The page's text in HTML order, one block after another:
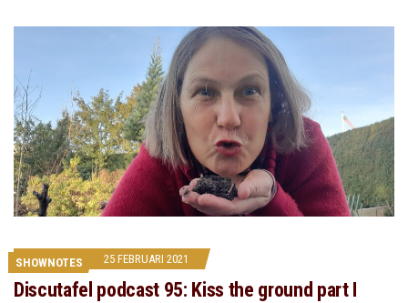
SHOWNOTES 25 FEBRUARI 2021
Discutafel podcast 95: Kiss the ground part I